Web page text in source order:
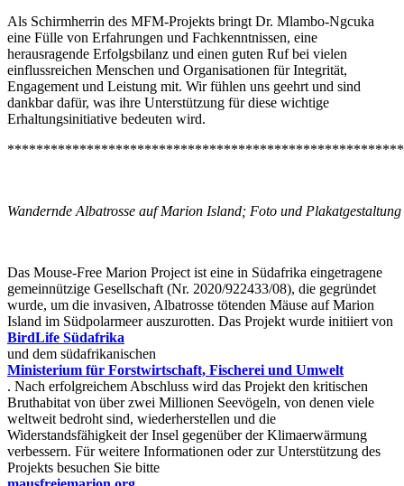
Als Schirmherrin des MFM-Projekts bringt Dr. Mlambo-Ngcuka
eine Fülle von Erfahrungen und Fachkenntnissen, eine
herausragende Erfolgsbilanz und einen guten Ruf bei vielen
einflussreichen Menschen und Organisationen für Integrität,
Engagement und Leistung mit. Wir fühlen uns geehrt und sind
dankbar dafür, was ihre Unterstützung für diese wichtige
Erhaltungsinitiative bedeuten wird.
Wandernde Albatrosse auf Marion Island; Foto und
Das Mouse-Free Marion Project ist eine in Südafrika eingetragene
gemeinnützige Gesellschaft (Nr. 2020/922433/08), die gegründet
wurde, um die invasiven, Albatrosse tötenden Mäuse auf Marion
Island im Südpolarmeer auszurotten. Das Projekt wurde initiiert von
BirdLife Südafrika
und dem südafrikanischen
Ministerium für Forstwirtschaft, Fischerei und Umwelt
. Nach erfolgreichem Abschluss wird das Projekt den kritischen
Bruthabitat von über zwei Millionen Seevögeln, von denen viele
weltweit bedroht sind, wiederherstellen und die
Widerstandsfähigkeit der Insel gegenüber der Klimaerwärmung
verbessern. Für weitere Informationen oder zur Unterstützung des
Projekts besuchen Sie bitte